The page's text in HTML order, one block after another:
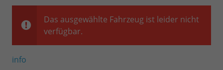
Das ausgewählte Fahrzeug ist leider nicht
verfügbar.
info